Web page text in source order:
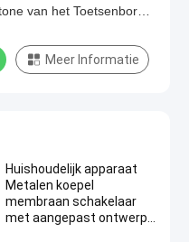
van het Toetsenbord
Meer Informatie
Huishoudelijk apparaat
Metalen koepel
membraan schakelaar
met aangepast ontwerp